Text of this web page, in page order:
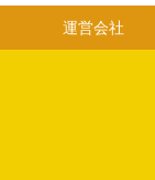
運営会社